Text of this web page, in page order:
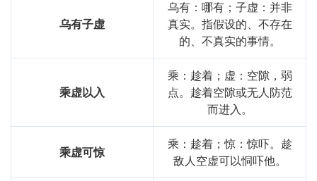
乌有子虚
乌有：哪有；子虚：并非
真实。指假设的、不存在
的、不真实的事情。
乘虚以入
乘：趁着；虚：空隙，弱
点。趁着空隙或无人防范
而进入。
乘虚可惊
乘：趁着；惊：惊吓。趁
敌人空虚可以恫吓他。